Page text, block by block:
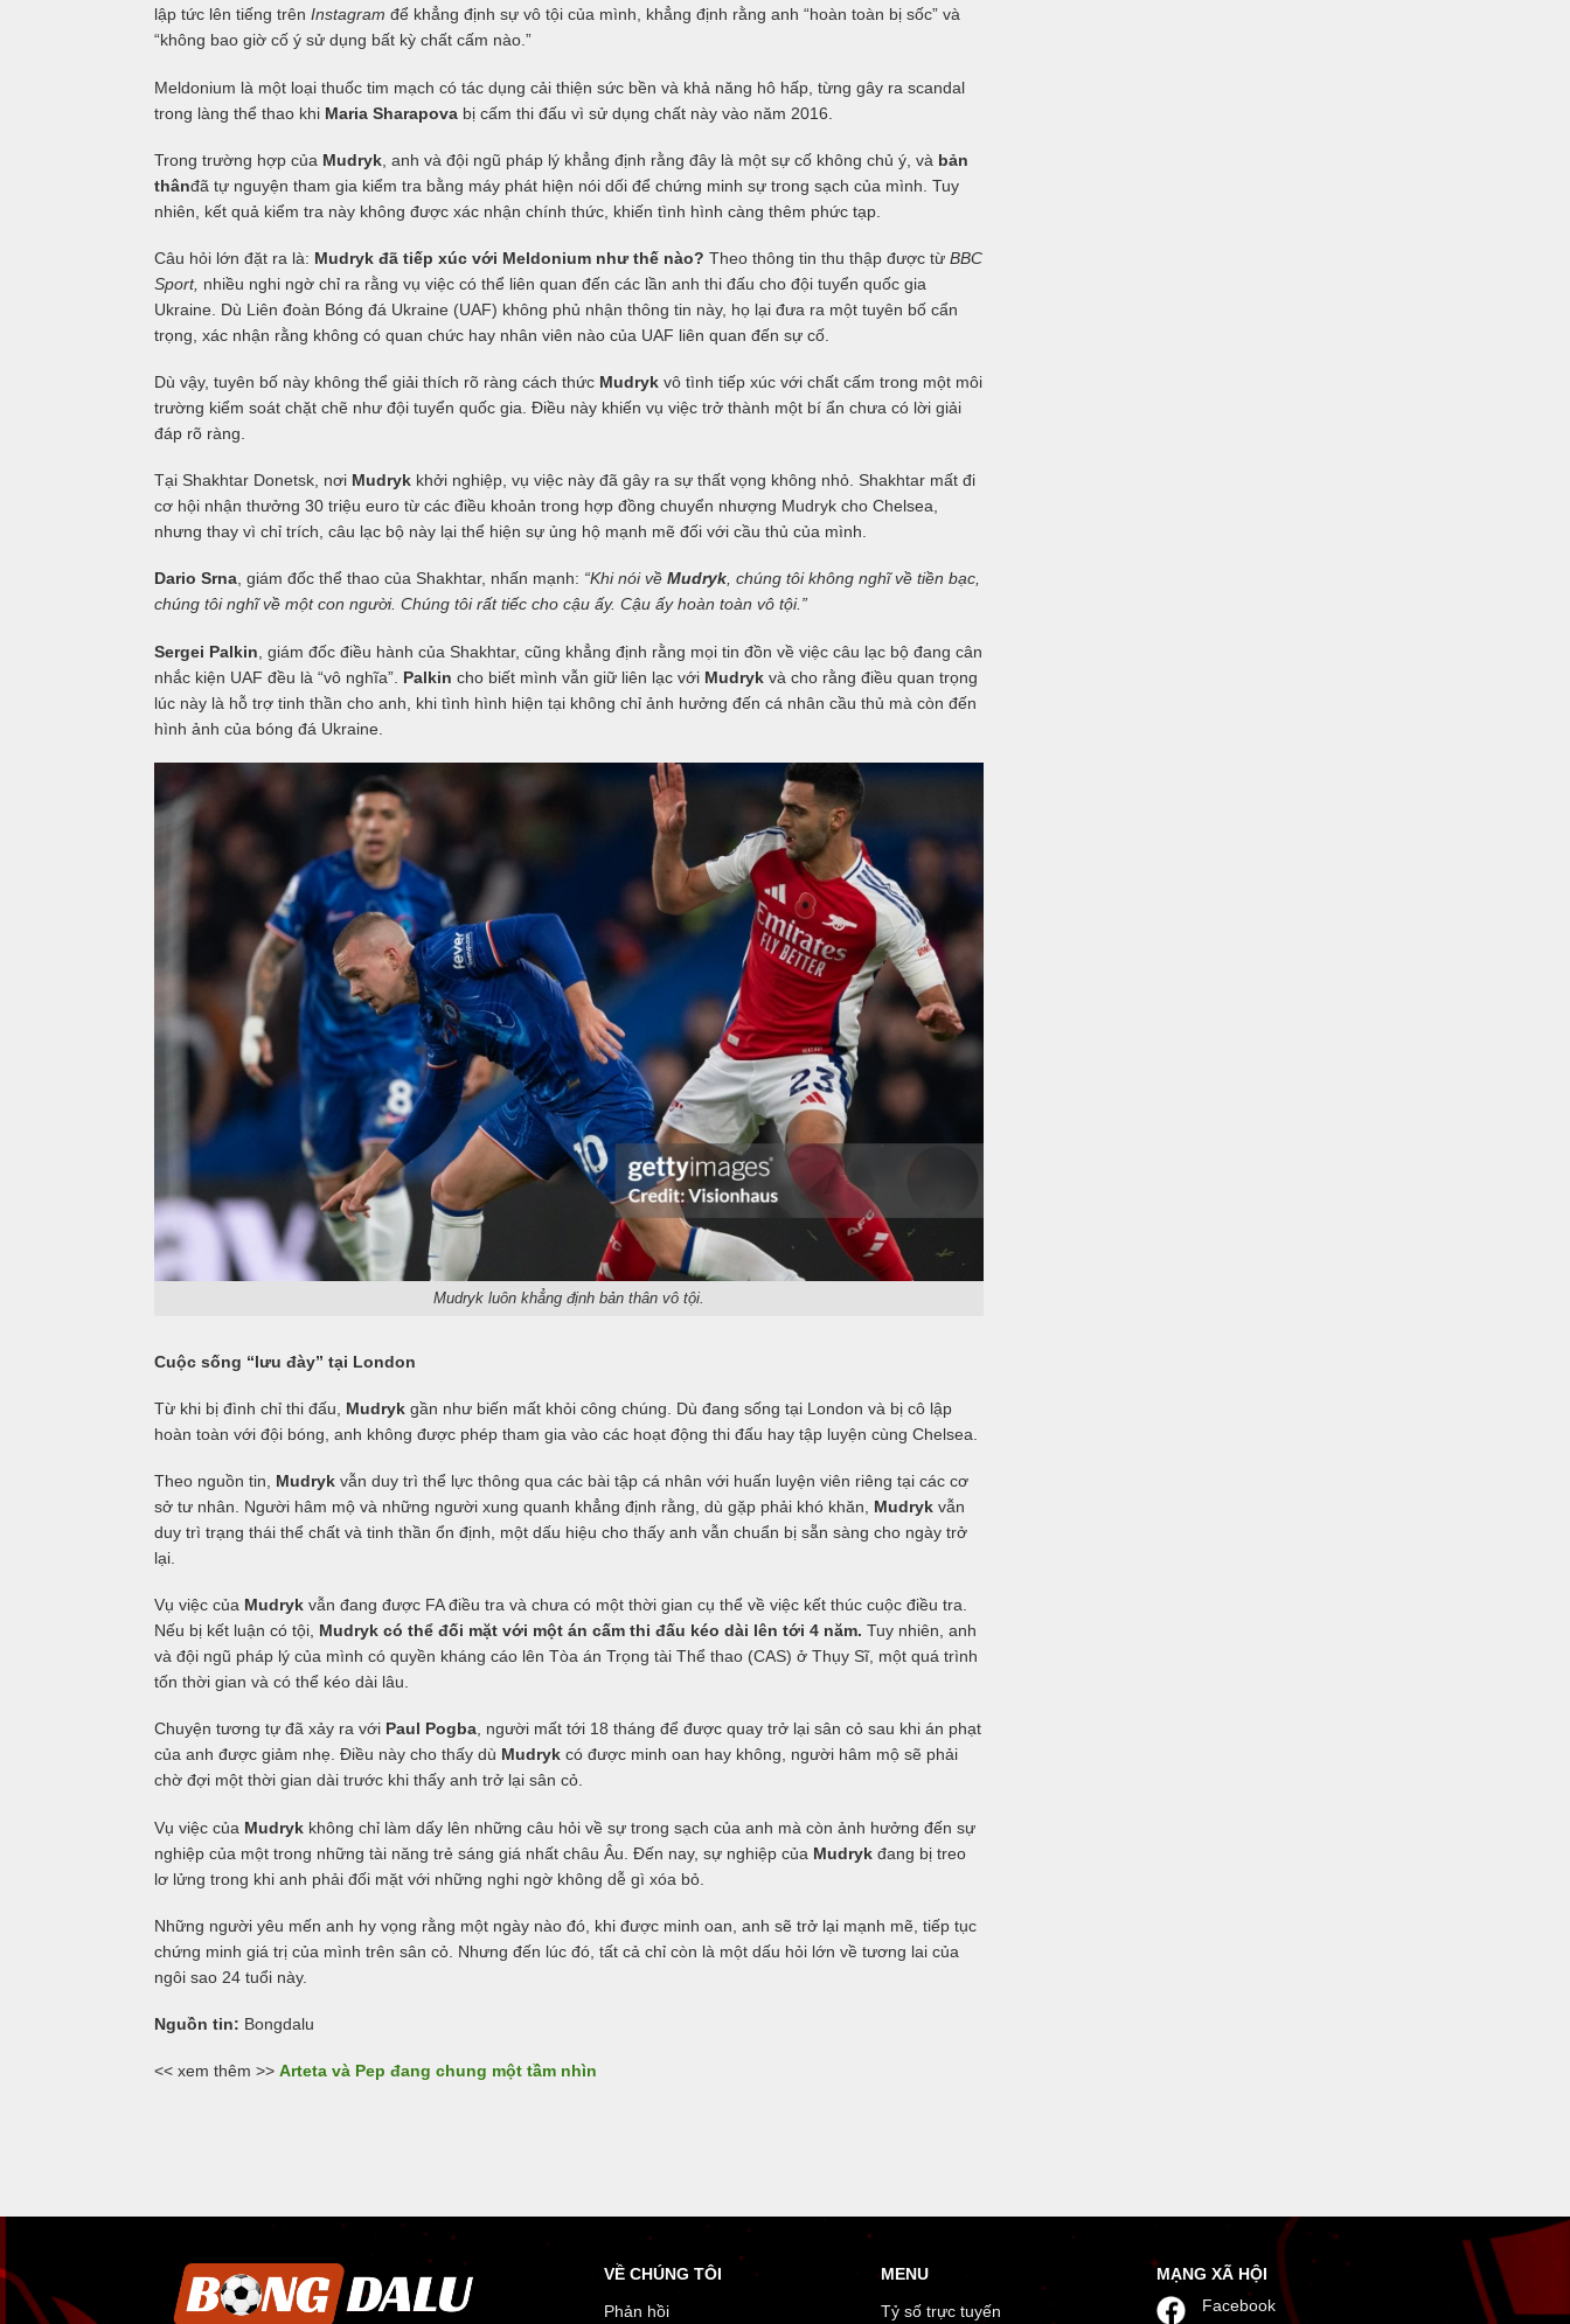
lập tức lên tiếng trên Instagram để khẳng định sự vô tội của mình, khẳng định rằng anh “hoàn toàn bị sốc” và
“không bao giờ cố ý sử dụng bất kỳ chất cấm nào.”
Meldonium là một loại thuốc tim mạch có tác dụng cải thiện sức bền và khả năng hô hấp, từng gây ra scandal
trong làng thể thao khi Maria Sharapova bị cấm thi đấu vì sử dụng chất này vào năm 2016.
Trong trường hợp của Mudryk , anh và đội ngũ pháp lý khẳng định rằng đây là một sự cố không chủ ý, và bản
thânđã tự nguyện tham gia kiểm tra bằng máy phát hiện nói dối để chứng minh sự trong sạch của mình. Tuy
nhiên, kết quả kiểm tra này không được xác nhận chính thức, khiến tình hình càng thêm phức tạp.
Câu hỏi lớn đặt ra là: Mudryk đã tiếp xúc với Meldonium như thế nào? Theo thông tin thu thập được từ BBC
Sport, nhiều nghi ngờ chỉ ra rằng vụ việc có thể liên quan đến các lần anh thi đấu cho đội tuyển quốc gia
Ukraine. Dù Liên đoàn Bóng đá Ukraine (UAF) không phủ nhận thông tin này, họ lại đưa ra một tuyên bố cẩn
trọng, xác nhận rằng không có quan chức hay nhân viên nào của UAF liên quan đến sự cố.
Dù vậy, tuyên bố này không thể giải thích rõ ràng cách thức Mudryk vô tình tiếp xúc với chất cấm trong một môi
trường kiểm soát chặt chẽ như đội tuyển quốc gia. Điều này khiến vụ việc trở thành một bí ẩn chưa có lời giải
đáp rõ ràng.
Tại Shakhtar Donetsk, nơi Mudryk khởi nghiệp, vụ việc này đã gây ra sự thất vọng không nhỏ. Shakhtar mất đi
cơ hội nhận thưởng 30 triệu euro từ các điều khoản trong hợp đồng chuyển nhượng Mudryk cho Chelsea,
nhưng thay vì chỉ trích, câu lạc bộ này lại thể hiện sự ủng hộ mạnh mẽ đối với cầu thủ của mình.
Dario Srna, giám đốc thể thao của Shakhtar, nhấn mạnh: “Khi nói về Mudryk, chúng tôi không nghĩ về tiền bạc,
chúng tôi nghĩ về một con người. Chúng tôi rất tiếc cho cậu ấy. Cậu ấy hoàn toàn vô tội.”
Sergei Palkin , giám đốc điều hành của Shakhtar, cũng khẳng định rằng mọi tin đồn về việc câu lạc bộ đang cân
nhắc kiện UAF đều là “vô nghĩa”. Palkin cho biết mình vẫn giữ liên lạc với Mudryk và cho rằng điều quan trọng
lúc này là hỗ trợ tinh thần cho anh, khi tình hình hiện tại không chỉ ảnh hưởng đến cá nhân cầu thủ mà còn đến
hình ảnh của bóng đá Ukraine.
Mudryk luôn khẳng định bản thân vô tội.
Cuộc sống “lưu đày” tại London
Từ khi bị đình chỉ thi đấu, Mudryk gần như biến mất khỏi công chúng. Dù đang sống tại London và bị cô lập
hoàn toàn với đội bóng, anh không được phép tham gia vào các hoạt động thi đấu hay tập luyện cùng Chelsea.
Theo nguồn tin, Mudryk vẫn duy trì thể lực thông qua các bài tập cá nhân với huấn luyện viên riêng tại các cơ
sở tư nhân. Người hâm mộ và những người xung quanh khẳng định rằng, dù gặp phải khó khăn, Mudryk vẫn
duy trì trạng thái thể chất và tinh thần ổn định, một dấu hiệu cho thấy anh vẫn chuẩn bị sẵn sàng cho ngày trở
lại.
Vụ việc của Mudryk vẫn đang được FA điều tra và chưa có một thời gian cụ thể về việc kết thúc cuộc điều tra.
Nếu bị kết luận có tội, Mudryk có thể đối mặt với một án cấm thi đấu kéo dài lên tới 4 năm. Tuy nhiên, anh
và đội ngũ pháp lý của mình có quyền kháng cáo lên Tòa án Trọng tài Thể thao (CAS) ở Thụy Sĩ, một quá trình
tốn thời gian và có thể kéo dài lâu.
Chuyện tương tự đã xảy ra với Paul Pogba, người mất tới 18 tháng để được quay trở lại sân cỏ sau khi án phạt
của anh được giảm nhẹ. Điều này cho thấy dù Mudryk có được minh oan hay không, người hâm mộ sẽ phải
chờ đợi một thời gian dài trước khi thấy anh trở lại sân cỏ.
Vụ việc của Mudryk không chỉ làm dấy lên những câu hỏi về sự trong sạch của anh mà còn ảnh hưởng đến sự
nghiệp của một trong những tài năng trẻ sáng giá nhất châu Âu. Đến nay, sự nghiệp của Mudryk đang bị treo
lơ lửng trong khi anh phải đối mặt với những nghi ngờ không dễ gì xóa bỏ.
Những người yêu mến anh hy vọng rằng một ngày nào đó, khi được minh oan, anh sẽ trở lại mạnh mẽ, tiếp tục
chứng minh giá trị của mình trên sân cỏ. Nhưng đến lúc đó, tất cả chỉ còn là một dấu hỏi lớn về tương lai của
ngôi sao 24 tuổi này.
Nguồn tin: Bongdalu
<< xem thêm >> Arteta và Pep đang chung một tầm nhìn
VỀ CHÚNG TÔI
Phản hồi
MENU
Tỷ số trực tuyến
MẠNG XÃ HỘI
Facebook